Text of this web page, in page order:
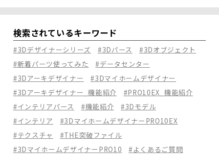
検索されているキーワード
#3Dデザイナーシリーズ #3Dパース
#3Dオブジェクト
#新着パーツ使ってみた
#データセンター
#3Dアーキデザイナー
#3Dマイホームデザイナー
#3Dアーキデザイナー_機能紹介
#PRO10EX_機能紹介
#インテリアパース
#機能紹介
#3Dモデル
#インテリア
#3DマイホームデザイナーPRO10EX
#テクスチャ
#THE突破ファイル
#3DマイホームデザイナーPRO10
#よくあるご質問